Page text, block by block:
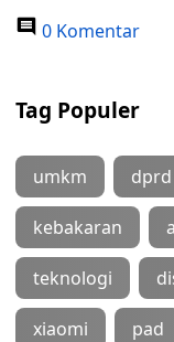
0 Komentar
Tag Populer
umkm
kebakaran
teknologi
xiaomi pad